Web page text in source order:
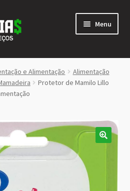
Menu
e Alimentação
Alimentação
Protetor de Mamilo Lillo